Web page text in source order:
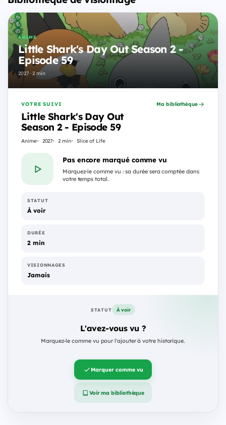
ANIME
Little Shark's Day Out Season 2 -
Episode 59
2027 · 2 min
VOTRE SUIVI
Little Shark's Day Out
Season 2 - Episode 59
Anime 2027 2 min Slice of Life
Ma bibliothèque
Pas encore marqué comme vu
Marquez-le comme vu : sa durée sera comptée dans
votre temps total.
STATUT
À voir
DURÉE
2 min
VISIONNAGES
Jamais
STATUT À voir
L'avez-vous vu ?
Marquez-le comme vu pour l'ajouter à votre historique.
Marquer comme vu
Voir ma bibliothèque